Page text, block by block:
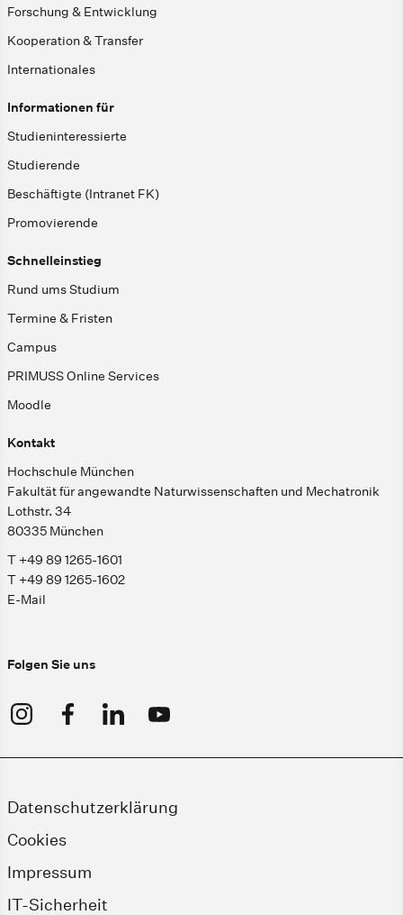
Forschung & Entwicklung
Kooperation & Transfer
Internationales
Informationen für
Studieninteressierte
Studierende
Beschäftigte (Intranet FK)
Promovierende
Schnelleinstieg
Rund ums Studium
Termine & Fristen
Campus
PRIMUSS Online Services
Moodle
Kontakt
Hochschule München
Fakultät für angewandte Naturwissenschaften und Mechatronik
Lothstr. 34
80335 München
T +49 89 1265-1601
T +49 89 1265-1602
E-Mail
Folgen Sie uns
Datenschutzerklärung
Cookies
Impressum
IT-Sicherheit